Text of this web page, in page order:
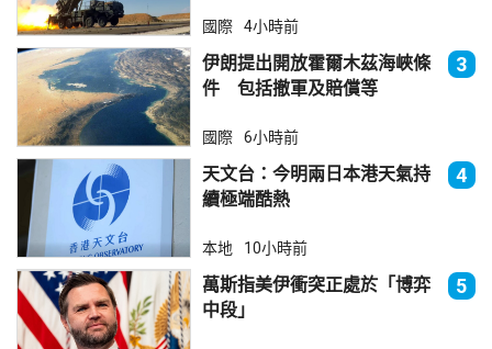
國際 4小時前
伊朗提出開放霍爾木茲海峽條
件 包括撤軍及賠償等
3
國際 6小時前
天文台：今明兩日本港天氣持
續極端酷熱
4
本地 10小時前
萬斯指美伊衝突正處於「博弈
中段」
5